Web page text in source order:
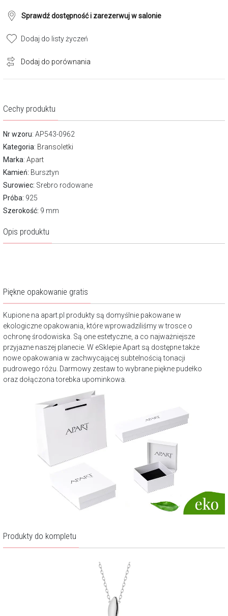
Sprawdź dostępność i zarezerwuj w salonie
Dodaj do listy życzeń
Dodaj do porównania
Cechy produktu
Nr wzoru: AP543-0962
Kategoria: Bransoletki
Marka: Apart
Kamień: Bursztyn
Surowiec: Srebro rodowane
Próba: 925
Szerokość: 9 mm
Opis produktu
Piękne opakowanie gratis
Kupione na apart.pl produkty są domyślnie pakowane w
ekologiczne opakowania, które wprowadziliśmy w trosce o
ochronę środowiska. Są one estetyczne, a co najważniejsze
przyjazne naszej planecie. W eSklepie Apart są dostępne także
nowe opakowania w zachwycającej subtelnością tonacji
pudrowego różu. Darmowy zestaw to wybrane piękne pudełko
oraz dołączona torebka upominkowa.
Produkty do kompletu